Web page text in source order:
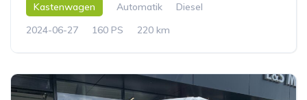
Kastenwagen Automatik
Diesel
2024-06-27
160 PS 220 km